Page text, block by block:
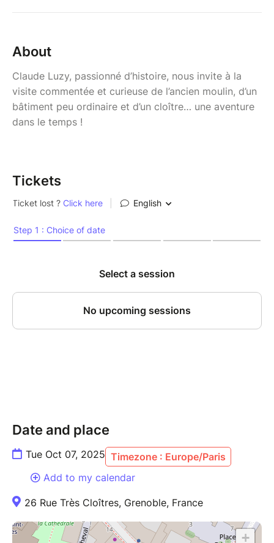
About
Claude Luzy, passionné d’histoire, nous invite à la
visite commentée et curieuse de l’ancien moulin, d’un
bâtiment peu ordinaire et d’un cloître… une aventure
dans le temps !
Tickets
Date and place
Tue Oct 07, 2025 Timezone : Europe/Paris
Add to my calendar
26 Rue Très Cloîtres, Grenoble, France
+